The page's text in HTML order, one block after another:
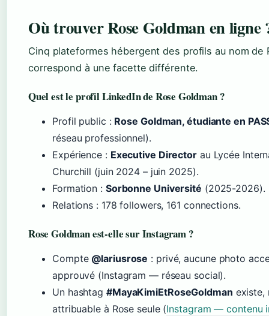
Où trouver Rose Goldman en ligne
Cinq plateformes hébergent des profils au nom de
correspond à une facette différente.
Quel est le profil LinkedIn de Rose Goldman ?
Profil public : Rose Goldman, étudiante en
réseau professionnel).
Expérience : Executive Directorau Lycée
Churchill (juin 2024 – juin 2025).
Formation : Sorbonne Université (2025-2026).
Relations : 178 followers, 161 connections.
Rose Goldman est-elle sur Instagram ?
Compte @lariusrose : privé, aucune photo
approuvé (Instagram — réseau social).
Un hashtag #MayaKimiEtRoseGoldman existe,
attribuable à Rose seule (Instagram — contenu